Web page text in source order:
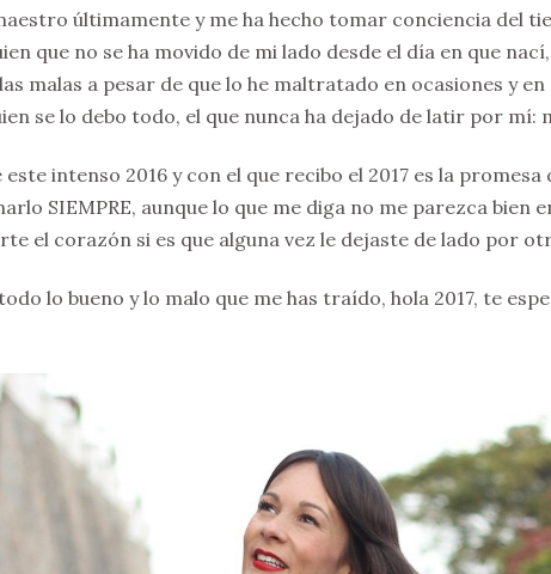
últimamente y me ha hecho tomar conciencia del
que no se ha movido de mi lado desde el día en que
malas a pesar de que lo he maltratado en ocasiones y
se lo debo todo, el que nunca ha dejado de latir por mí:
intenso 2016 y con el que recibo el 2017 es la
SIEMPRE, aunque lo que me diga no me parezca bien
el corazón si es que alguna vez le dejaste de lado por
lo bueno y lo malo que me has traído, hola 2017, te